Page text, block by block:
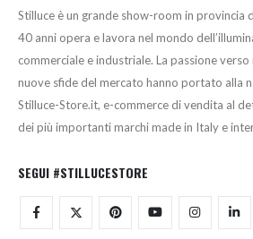
Stilluce è un grande show-room in provincia
40 anni opera e lavora nel mondo
commerciale e industriale. La passione
nuove sfide del mercato hanno portato alla
Stilluce-Store.it, e-commerce di vendita al
dei più importanti marchi made in Italy e
SEGUI #STILLUCESTORE